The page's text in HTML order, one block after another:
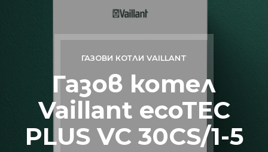
ГАЗОВИ КОТЛИ VAILLANT
Газов котел
Vaillant ecoTEC
PLUS VC 30CS/1-5